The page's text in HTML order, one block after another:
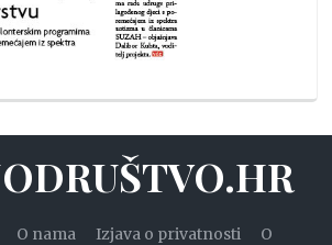
O nama Izjava o privatnosti
O